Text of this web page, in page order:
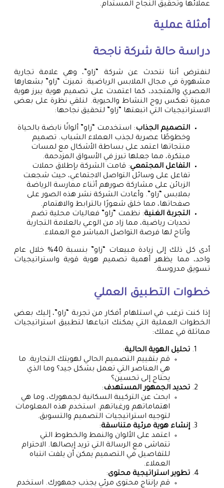
عملائها وتحقيق النجاح المستدام.
أمثلة عملية
دراسة حالة شركة ناجحة
لنفترض أننا نتحدث عن شركة “زاو”، وهي علامة تجارية
مشهورة في مجال الملابس الرياضية. تميزت “زاو” بشعارها
العصري والمتجدد، كما اعتمدت على تصميم هوية يبرز هوية
مميزة تعكس روح النشاط والحيوية. لنلقي نظرة على بعض
الاستراتيجيات التي اتبعتها “زاو” لتحقيق نجاحها:
التصميم الجذاب: استخدمت “زاو” ألوانًا نابضة بالحياة
وخطوطًا عصرية لجذب العملاء الشباب. تصميم
منتجاتها اعتمد على بساطة الأشكال مع لمسات
مبتكرة، مما جعلها تبرز في الأسواق المزدحمة.
التفاعل المجتمعي: قامت الشركة بإطلاق حملات
تفاعل على وسائل التواصل الاجتماعي، حيث شجعت
الزبائن على مشاركة صورهم أثناء ممارسة الرياضة
بملابس “زاو”. وأعادت الشركة نشر هذه الصور على
صفحاتها، مما خلق شعورًا بالترابط والاهتمام.
التجربة الغنية: نظمت “زاو” فعاليات محلية تضم
تحديات رياضية، مما زاد من الوعي بالعلامة التجارية
وأتاح لها فرصة التواصل المباشر مع العملاء.
أدى كل ذلك إلى زيادة مبيعات “زاو” بنسبة 40% خلال عام
واحد، مما يظهر أهمية تصميم هوية قوية واستراتيجيات
تسويق مدروسة.
خطوات التطبيق العملي
إذا كنت ترغب في استلهام أفكار من تجربة “زاو”، إليك بعض
الخطوات العملية التي يمكنك اتباعها لتطبيق استراتيجيات
مماثلة في عملك:
تحليل الهوية الحالية:
قم بتقييم التصميم الحالي لهويتك التجارية. ما
هي العناصر التي تعمل بشكل جيد؟ وما الذي
يحتاج إلى تحسين؟
تحديد الجمهور المستهدف:
ابحث عن التركيبة السكانية لجمهورك، وما هي
اهتماماتهم ورغباتهم. استخدم هذه المعلومات
لتوجيه استراتيجيات التصميم والتسويق.
إنشاء هوية مرئية متناسقة:
اعتمد على الألوان والنمط والخطوط التي
تتماشى مع الرسالة التي تريد إيصالها. الاحترام
للتفاصيل في التصميم يمكن أن يلفت انتباه
العملاء.
تطوير استراتيجية محتوى:
قم بإنتاج محتوى مرئي يجذب جمهورك. استخدم